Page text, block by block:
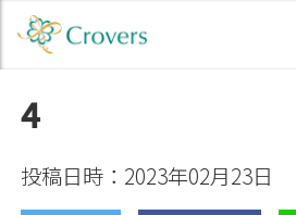
4
投稿日時：2023年02月23日